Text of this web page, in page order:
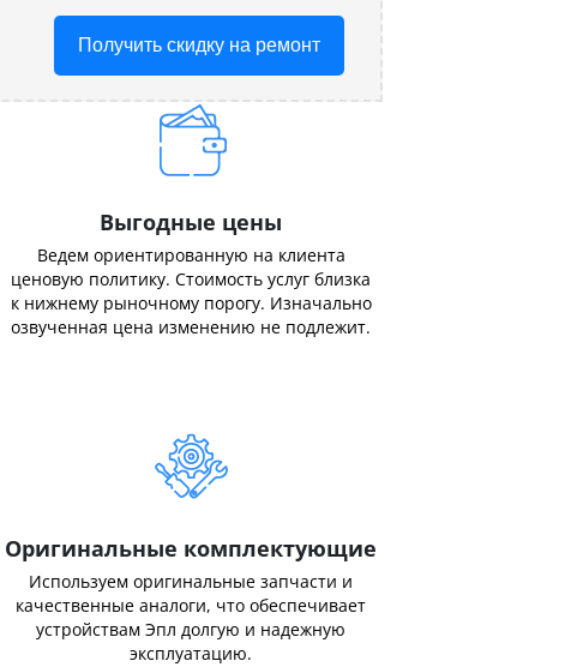
Получить скидку на ремонт
Выгодные цены
Ведем ориентированную на клиента
ценовую политику. Стоимость услуг близка
к нижнему рыночному порогу. Изначально
озвученная цена изменению не подлежит.
Оригинальные комплектующие
Используем оригинальные запчасти и
качественные аналоги, что обеспечивает
устройствам Эпл долгую и надежную
эксплуатацию.